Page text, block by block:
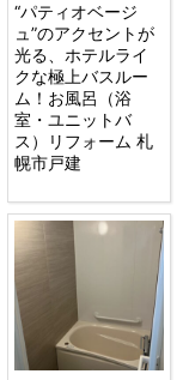
“パティオベージ
ュ”のアクセントが
光る、ホテルライ
クな極上バスルー
ム！お風呂（浴
室・ユニットバ
ス）リフォーム 札
幌市戸建